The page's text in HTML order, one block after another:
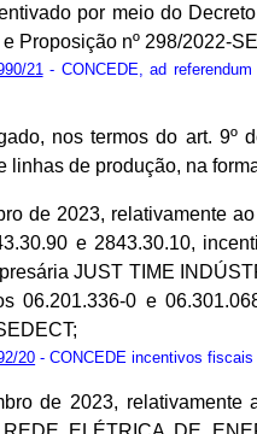
por meio do
Proposição nº 298/2022-
21- CONCEDE, ad
nos termos do art. 9º
linhas de produção, na
de 2023, relativamente
e 2843.30.10,
JUST TIME
06.201.336-0 e
20 - CONCEDE incentivos
de 2023,